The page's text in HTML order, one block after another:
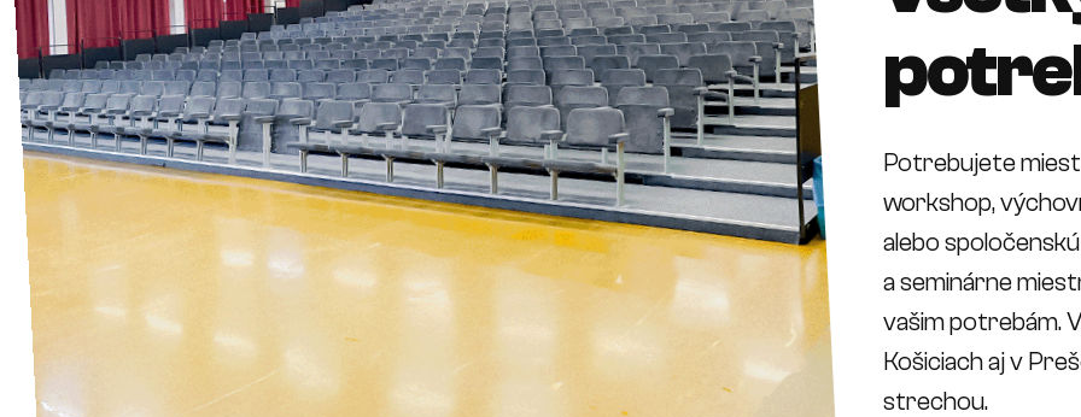
Potrebujete
workshop,
alebo
a seminárne
vašim potrebám.
Košiciach aj v
strechou.